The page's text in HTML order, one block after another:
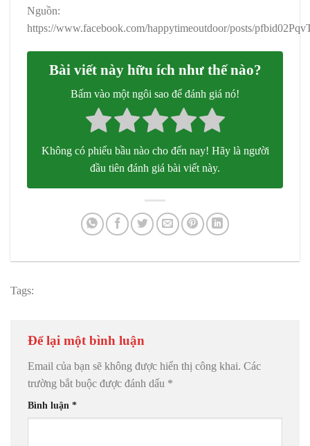
Nguồn:
https://www.facebook.com/happytimeoutdoor/posts/
Bài viết này hữu ích như thế nào?
Bấm vào một ngôi sao để đánh giá nó!
Không có phiếu bầu nào cho đến nay! Hãy là người
đầu tiên đánh giá bài viết này.
Tags:
Để lại một bình luận
Email của bạn sẽ không được hiển thị công khai. Các
trường bắt buộc được đánh dấu *
Bình luận *